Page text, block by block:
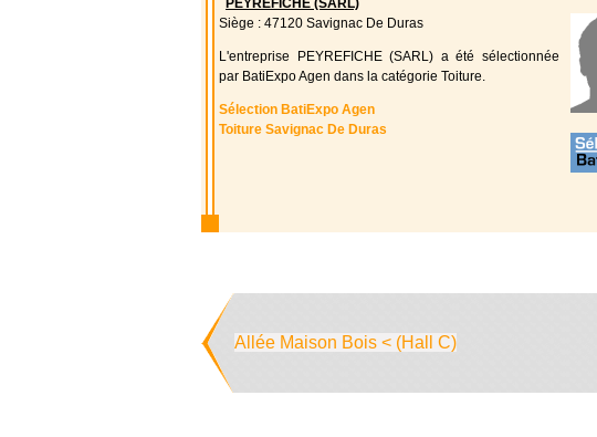
PEYREFICHE (SARL)
Siège : 47120 Savignac De Duras
L'entreprise PEYREFICHE (SARL) a été sélectionnée
par BatiExpo Agen dans la catégorie Toiture.
Sélection BatiExpo Agen
Toiture Savignac De Duras
Allée Maison Bois < (Hall C)